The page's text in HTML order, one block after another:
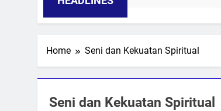
Home Seni dan Kekuatan Spiritual
Seni dan Kekuatan Spiritual